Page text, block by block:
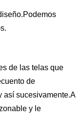
de las telas que
de
así sucesivamente.A
y le